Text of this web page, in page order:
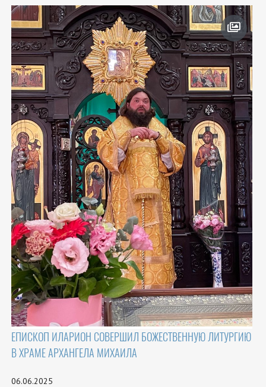
ЕПИСКОП ИЛАРИОН СОВЕРШИЛ БОЖЕСТВЕННУЮ ЛИТУРГИЮ
В ХРАМЕ АРХАНГЕЛА МИХАИЛА
06.06.2025